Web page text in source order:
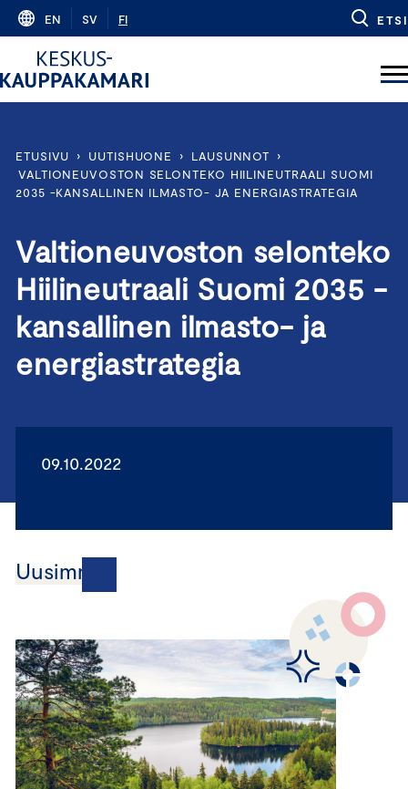
Skip
content
EN SV FI ETSI
ETUSIVU › UUTISHUONE › LAUSUNNOT
›
VALTIONEUVOSTON SELONTEKO HIILINEUTRAALI SUOMI
2035 -KANSALLINEN ILMASTO- JA ENERGIASTRATEGIA
Valtioneuvoston selonteko
Hiilineutraali Suomi 2035 -
kansallinen ilmasto- ja
energiastrategia
09.10.2022
Uusimmat